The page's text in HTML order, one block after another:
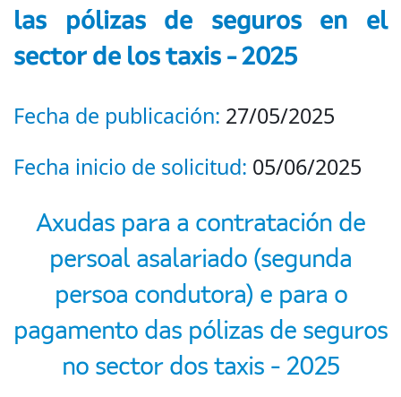
las pólizas de seguros en el
sector de los taxis - 2025
Fecha de publicación: 27/05/2025
Fecha inicio de solicitud: 05/06/2025
Axudas para a contratación de
persoal asalariado (segunda
persoa condutora) e para o
pagamento das pólizas de seguros
no sector dos taxis - 2025